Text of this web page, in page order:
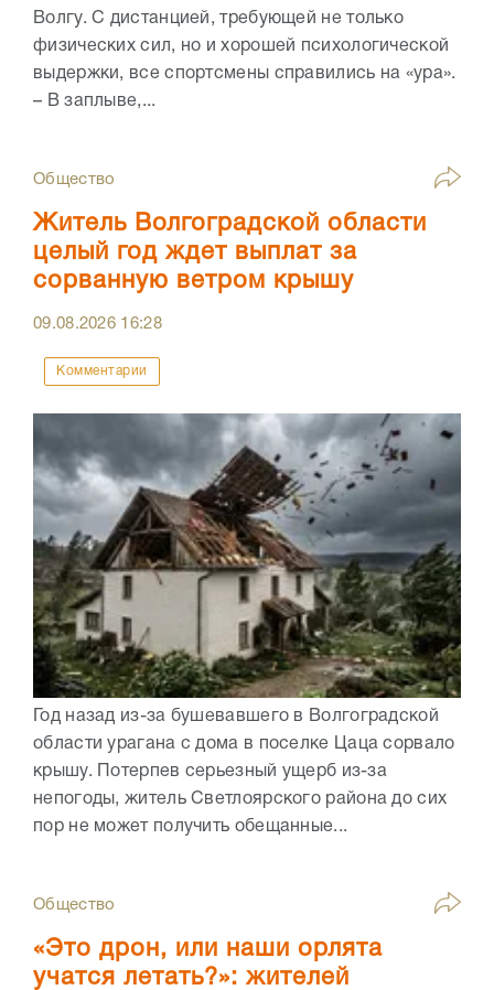
Волгу. С дистанцией, требующей не только
физических сил, но и хорошей психологической
выдержки, все спортсмены справились на «ура».
– В заплыве,...
Общество
Житель Волгоградской области
целый год ждет выплат за
сорванную ветром крышу
09.08.2026 16:28
Комментарии
Год назад из-за бушевавшего в Волгоградской
области урагана с дома в поселке Цаца сорвало
крышу. Потерпев серьезный ущерб из-за
непогоды, житель Светлоярского района до сих
пор не может получить обещанные...
Общество
«Это дрон, или наши орлята
учатся летать?»: жителей